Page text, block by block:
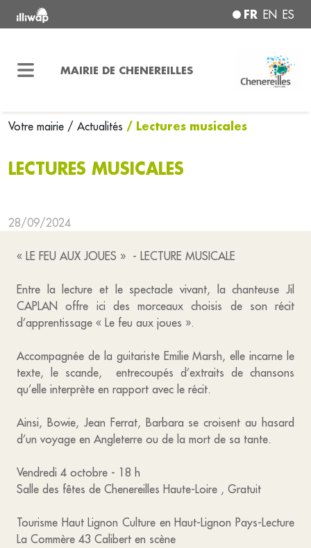
FR EN ES
MAIRIE DE CHENEREILLES
Votre mairie / Actualités / Lectures musicales
LECTURES MUSICALES
28/09/2024
« LE FEU AUX JOUES » - LECTURE MUSICALE
Entre la lecture et le spectacle vivant, la chanteuse Jil
CAPLAN offre ici des morceaux choisis de son récit
d’apprentissage « Le feu aux joues ».
Accompagnée de la guitariste Emilie Marsh, elle incarne le
texte, le scande, entrecoupés d’extraits de chansons
qu’elle interprète en rapport avec le récit.
Ainsi, Bowie, Jean Ferrat, Barbara se croisent au hasard
d’un voyage en Angleterre ou de la mort de sa tante.
Vendredi 4 octobre - 18 h
Salle des fêtes de Chenereilles Haute-Loire , Gratuit
Tourisme Haut Lignon Culture en Haut-Lignon Pays-Lecture
La Commère 43 Calibert en scène